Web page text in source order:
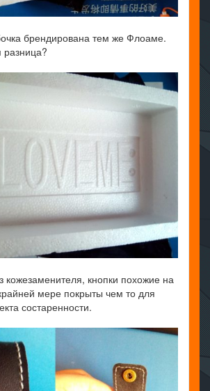
брендирована тем же Флоаме.
разница?
кожезаменителя, кнопки похожие на
мере покрыты чем то для
состаренности.